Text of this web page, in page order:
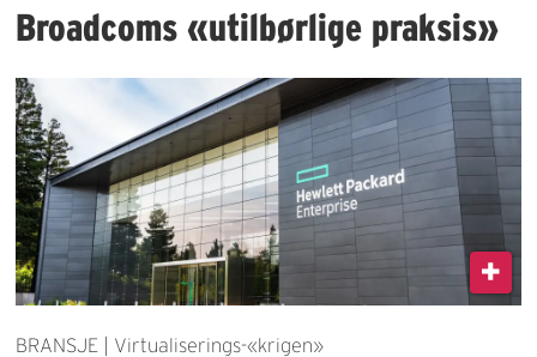
Broadcoms «utilbørlige praksis»
BRANSJE | Virtualiserings-«krigen»